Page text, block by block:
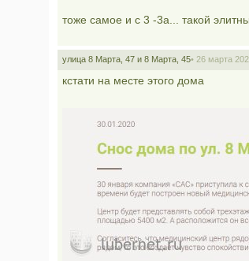
тоже самое и с 3 -3а... такой
улица 8 Марта, 47 и 8 Марта, 45• 26 марта
кстати на месте этого дома